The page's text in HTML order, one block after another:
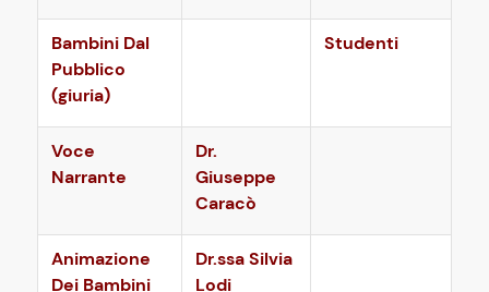
Bambini Dal
Pubblico
(giuria)
Studenti
Voce
Narrante
Dr.
Giuseppe
Caracò
Animazione
Dei Bambini
Dr.ssa Silvia
Lodi